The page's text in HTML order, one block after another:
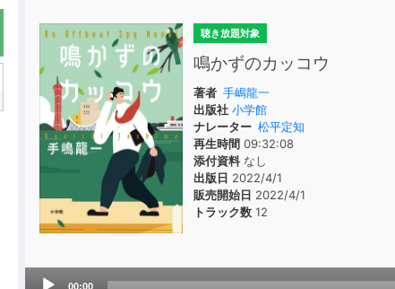
聴き放題対象
鳴かずのカッコウ
著者 手嶋龍一
出版社 小学館
ナレーター 松平定知
再生時間 09:32:08
添付資料なし
出版日 2022/4/1
販売開始日 2022/4/1
トラック数 12
Audio
00:00